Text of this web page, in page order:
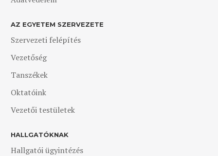
AZ EGYETEM SZERVEZETE
Szervezeti felépítés
Vezetőség
Tanszékek
Oktatóink
Vezetői testületek
HALLGATÓKNAK
Hallgatói ügyintézés